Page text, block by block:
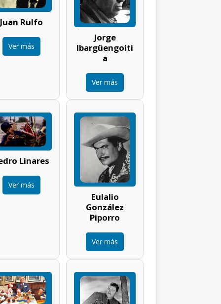
Juan Rulfo
Ver más
Jorge
Ibargüengoiti
a
Ver más
Linares
Ver más
Eulalio
González
Piporro
Ver más